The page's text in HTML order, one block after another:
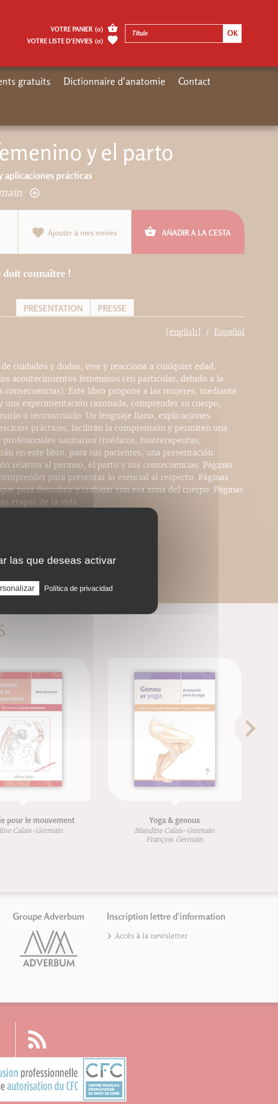
y el parto
aplicaciones prácticas
Ajouter à mes envies AÑADIR A LA CESTA
doit connaître !
PRÉSENTATION PRESSE
[english] Español
cuidados y dudas, vive y reacciona a cualquier edad,
acontecimientos femeninos (en particular, debido a la
consecuencias). Este libro propone a las mujeres, mediante
una experimentación razonada, comprender su cuerpo,
o reconstruirlo. Un lenguaje llano, explicaciones
prácticos, facilitan la comprensión y permiten una
sanitarios (médicos, fisioterapeutas,
en este libro, para sus pacientes, una presentación
relativa al perineo, el parto y sus consecuencias. Páginas
para presentar lo esencial al respecto. Páginas
para descubrir y trabajar con esa zona del cuerpo. Páginas
etapas de la vida.
pour le mouvement
Calais-Germain
Yoga & genoux
Blandine Calais-Germain
François Germain
Groupe Adverbum Inscription lettre d'information
Accès à la newsletter
VOTRE PANIER (0)
VOTRE LISTE D’ENVIES (0)
gratuits Dictionnaire d'anatomie Contact
las que deseas activar
Política de privacidad